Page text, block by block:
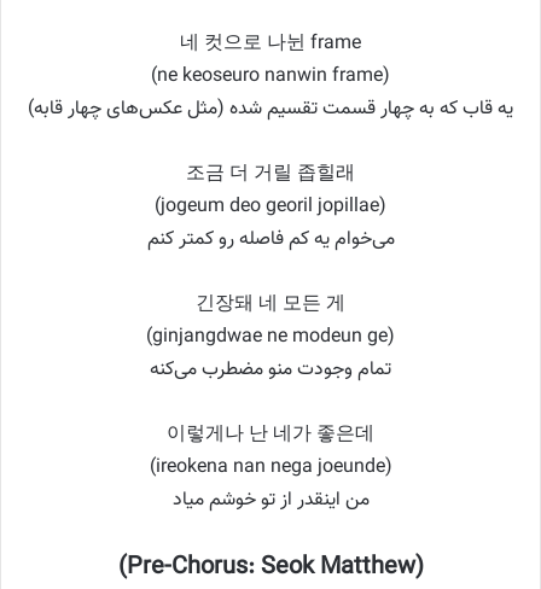
네 컷으로 나뉜 frame
(ne keoseuro nanwin frame)
یه قاب که به چهار قسمت تقسیم شده (مثل عکس‌های چهار قابه)
조금 더 거릴 좁힐래
(jogeum deo georil jopillae)
می‌خوام یه کم فاصله رو کمتر کنم
긴장돼 네 모든 게
(ginjangdwae ne modeun ge)
تمام وجودت منو مضطرب می‌کنه
이렇게나 난 네가 좋은데
(ireokena nan nega joeunde)
من اینقدر از تو خوشم میاد
(Pre-Chorus: Seok Matthew)